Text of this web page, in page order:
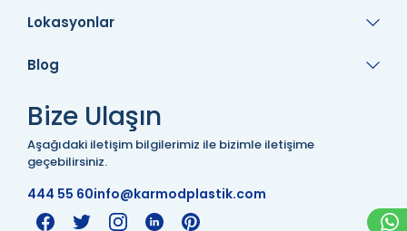
Lokasyonlar
Bize Ulaşın
Aşağıdaki iletişim bilgilerimiz ile bizimle iletişime
geçebilirsiniz.
444 55 60info@karmodplastik.com
Blog